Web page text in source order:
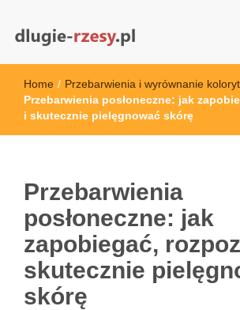
dlugie-rzesy.pl
Home / Przebarwienia i wyrównanie
Przebarwienia posłoneczne: jak
i skutecznie pielęgnować skórę
Przebarwienia
posłoneczne: jak
zapobiegać,
skutecznie
skórę